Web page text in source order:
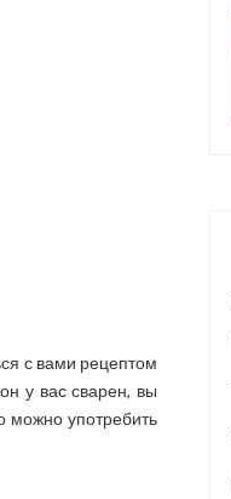
с вами рецептом
у вас сварен, вы
можно употребить